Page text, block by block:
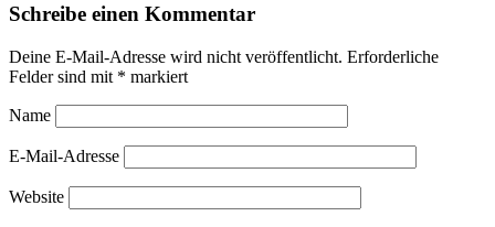
Schreibe einen Kommentar
Deine E-Mail-Adresse wird nicht veröffentlicht. Erforderliche
Felder sind mit * markiert
Name
E-Mail-Adresse
Website